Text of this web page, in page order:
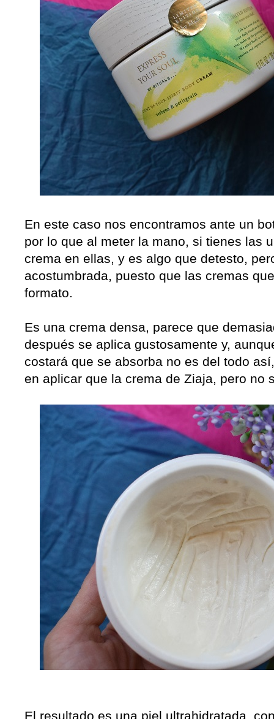
En este caso nos encontramos ante un
por lo que al meter la mano, si tienes las
crema en ellas, y es algo que detesto,
acostumbrada, puesto que las cremas
formato.
Es una crema densa, parece que
después se aplica gustosamente y,
costará que se absorba no es del todo
en aplicar que la crema de Ziaja, pero no
El resultado es una piel ultrahidratada,